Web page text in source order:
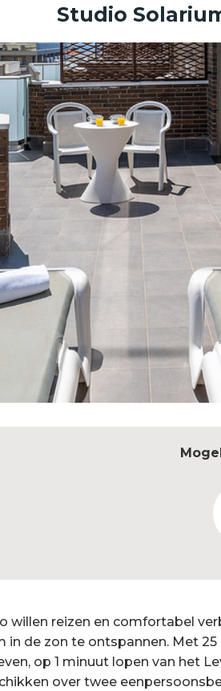
Studio
willen reizen en comfortabel
de zon te ontspannen. Met 25
op 1 minuut lopen van het
over twee